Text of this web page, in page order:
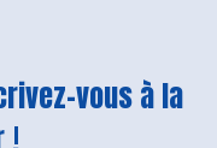
vous à la
!